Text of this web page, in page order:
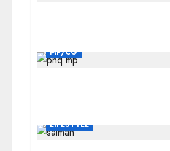
MP/CG
LIFESTYLE